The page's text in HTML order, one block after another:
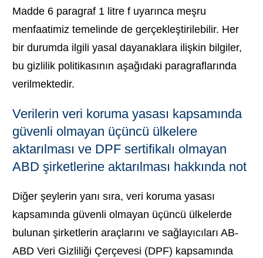
Madde 6 paragraf 1 litre f uyarınca meşru
menfaatimiz temelinde de gerçekleştirilebilir. Her
bir durumda ilgili yasal dayanaklara ilişkin bilgiler,
bu gizlilik politikasının aşağıdaki paragraflarında
verilmektedir.
Verilerin veri koruma yasası kapsamında
güvenli olmayan üçüncü ülkelere
aktarılması ve DPF sertifikalı olmayan
ABD şirketlerine aktarılması hakkında not
Diğer şeylerin yanı sıra, veri koruma yasası
kapsamında güvenli olmayan üçüncü ülkelerde
bulunan şirketlerin araçlarını ve sağlayıcıları AB-
ABD Veri Gizliliği Çerçevesi (DPF) kapsamında